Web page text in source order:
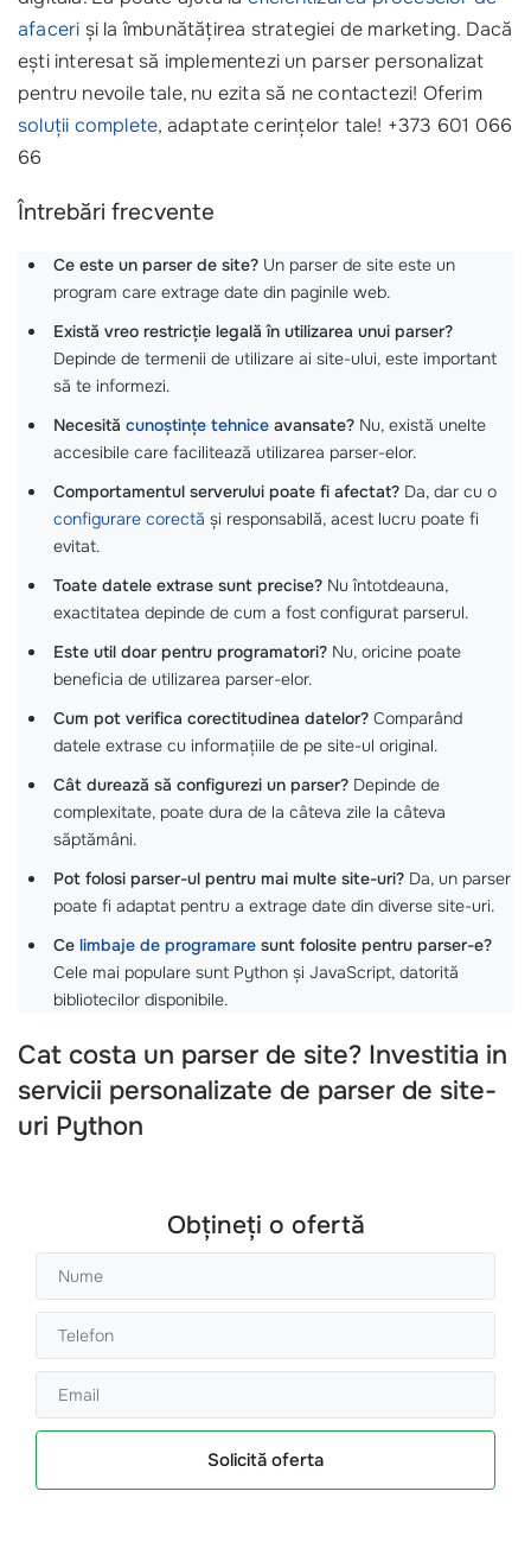
afaceri și la îmbunătățirea strategiei de marketing. Dacă
ești interesat să implementezi un parser personalizat
pentru nevoile tale, nu ezita să ne contactezi! Oferim
soluții complete, adaptate cerințelor tale! +373 601 066
66
Întrebări frecvente
Ce este un parser de site? Un parser de site este un
program care extrage date din paginile web.
Există vreo restricție legală în utilizarea unui parser?
Depinde de termenii de utilizare ai site-ului, este important
să te informezi.
Necesită cunoștințe tehnice avansate? Nu, există unelte
accesibile care facilitează utilizarea parser-elor.
Comportamentul serverului poate fi afectat? Da, dar cu o
configurare corectă și responsabilă, acest lucru poate fi
evitat.
Toate datele extrase sunt precise? Nu întotdeauna,
exactitatea depinde de cum a fost configurat parserul.
Este util doar pentru programatori? Nu, oricine poate
beneficia de utilizarea parser-elor.
Cum pot verifica corectitudinea datelor? Comparând
datele extrase cu informațiile de pe site-ul original.
Cât durează să configurezi un parser? Depinde de
complexitate, poate dura de la câteva zile la câteva
săptămâni.
Pot folosi parser-ul pentru mai multe site-uri? Da, un parser
poate fi adaptat pentru a extrage date din diverse site-uri.
Ce limbaje de programare sunt folosite pentru parser-e?
Cele mai populare sunt Python și JavaScript, datorită
bibliotecilor disponibile.
Cat costa un parser de site? Investitia in
servicii personalizate de parser de site-
uri Python
Obțineți o ofertă
Solicită oferta